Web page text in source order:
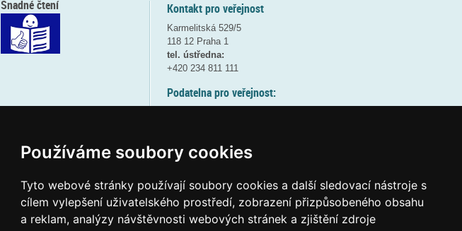
Používáme soubory cookies
Tyto webové stránky používají soubory cookies a další sledovací nástroje s
cílem vylepšení uživatelského prostředí, zobrazení přizpůsobeného obsahu
a reklam, analýzy návštěvnosti webových stránek a zjištění zdroje
Kontakt pro veřejnost
Karmelitská 529/5
118 12 Praha 1
tel. ústředna:
+420 234 811 111
Podatelna pro veřejnost:
(více informací
Elektronická podatelna:
posta@msmtgov cz
Snadné čtení